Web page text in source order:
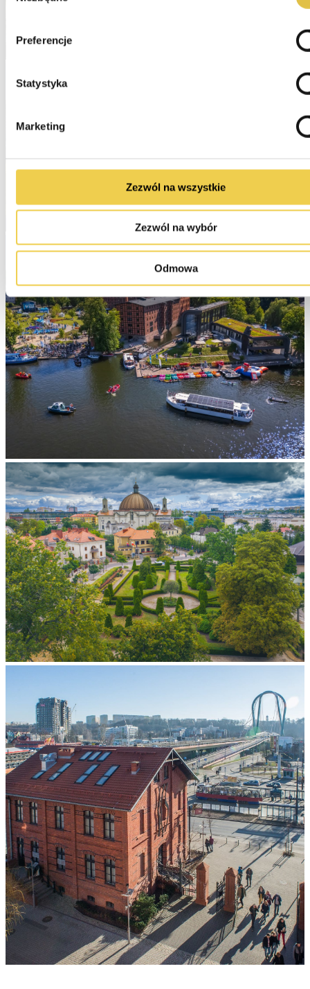
Preferencje
Statystyka
Marketing
Zezwól na wszystkie
Zezwól na wybór
Odmowa